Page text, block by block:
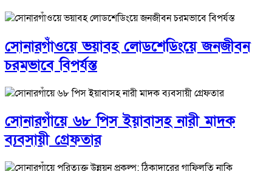
সোনারগাঁওয়ে ভয়াবহ লোডশেডিংয়ে জনজীবন
চরমভাবে বিপর্যস্ত
সোনারগাঁয়ে ৬৮ পিস ইয়াবাসহ নারী মাদক
ব্যবসায়ী গ্রেফতার